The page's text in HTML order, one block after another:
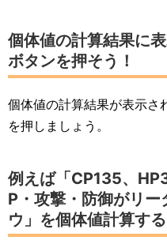
個体値の計算結果に
ボタンを押そう！
個体値の計算結果が表示さ
を押しましょう。
例えば「CP135、
P・攻撃・防御がリ
ウ」を個体値計算す